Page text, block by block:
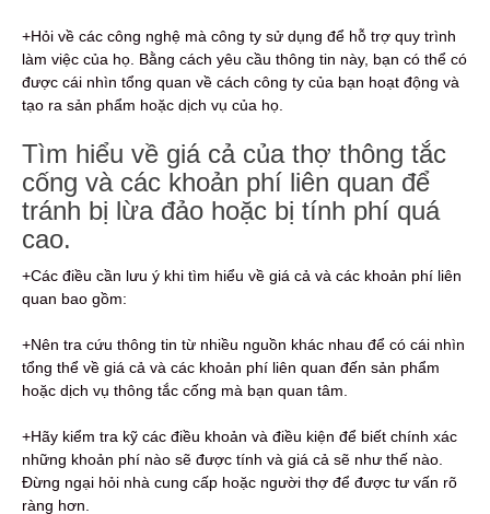
+Hỏi về các công nghệ mà công ty sử dụng để hỗ trợ quy trình
làm việc của họ. Bằng cách yêu cầu thông tin này, bạn có thể có
được cái nhìn tổng quan về cách công ty của bạn hoạt động và
tạo ra sản phẩm hoặc dịch vụ của họ.
Tìm hiểu về giá cả của thợ thông tắc
cống và các khoản phí liên quan để
tránh bị lừa đảo hoặc bị tính phí quá
cao.
+Các điều cần lưu ý khi tìm hiểu về giá cả và các khoản phí liên
quan bao gồm:
+Nên tra cứu thông tin từ nhiều nguồn khác nhau để có cái nhìn
tổng thể về giá cả và các khoản phí liên quan đến sản phẩm
hoặc dịch vụ thông tắc cống mà bạn quan tâm.
+Hãy kiểm tra kỹ các điều khoản và điều kiện để biết chính xác
những khoản phí nào sẽ được tính và giá cả sẽ như thế nào.
Đừng ngại hỏi nhà cung cấp hoặc người thợ để được tư vấn rõ
ràng hơn.